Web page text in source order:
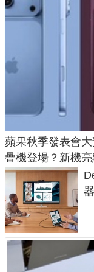
蘋果秋季發表會
疊機登場？新機